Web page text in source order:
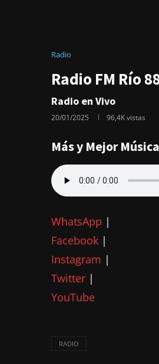
Radio
Radio FM Río
Radio en Vivo
20/01/2025 96,4Kvistas
Más y Mejor Música
WhatsApp |
Facebook |
Instagram |
Twitter |
YouTube
RADIO